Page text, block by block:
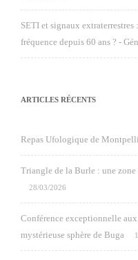
SETI et signaux
fréquence depuis 60 ans ? -
ARTICLES RÉCENTS
Repas Ufologique de
Triangle de la Burle : une zone
28/03/2026
Conférence exceptionnelle
mystérieuse sphère de Buga